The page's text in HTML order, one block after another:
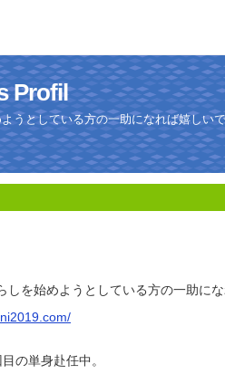
Profil
うとしている方の一助になれば嬉しい
しを始めようとしている方の一助にな
の単身赴任中。